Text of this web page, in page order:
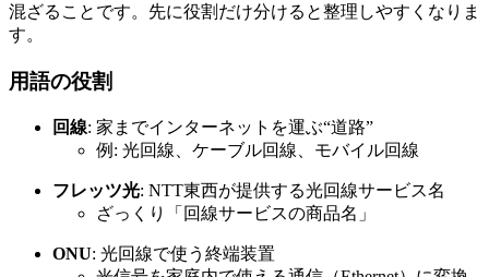
混ざることです。先に役割だけ分けると整理しやすくなりま
す。
用語の役割
回線: 家までインターネットを運ぶ“道路”
例: 光回線、ケーブル回線、モバイル回線
フレッツ光: NTT東西が提供する光回線サービス名
ざっくり「回線サービスの商品名」
ONU: 光回線で使う終端装置